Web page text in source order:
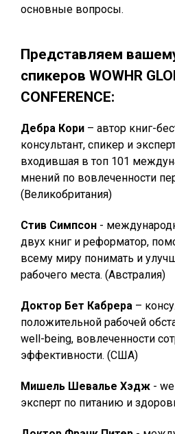
основные вопросы.
Представляем
спикеров WOWHR
CONFERENCE:
Дебра Кори – автор книг-
консультант, спикер и
входившая в топ 101
мнений по вовлеченности
(Великобритания)
Стив Симпсон -
двух книг и реформатор,
всему миру понимать и
рабочего места. (Австралия)
Доктор Бет Кабрера –
положительной рабочей
well-being, вовлеченности
эффективности. (США)
Мишель Шевалье Хэдж -
эксперт по питанию и